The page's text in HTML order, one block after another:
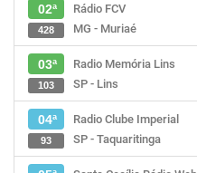
02ª
Rádio FCV
MG - Muriaé
428
03ª
Radio Memória Lins
SP - Lins
103
04ª
Radio Clube Imperial
SP - Taquaritinga
93